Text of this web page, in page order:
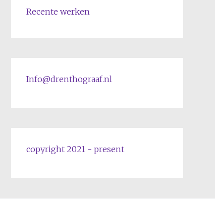
Recente werken
Info@drenthograaf.nl
copyright 2021 - present